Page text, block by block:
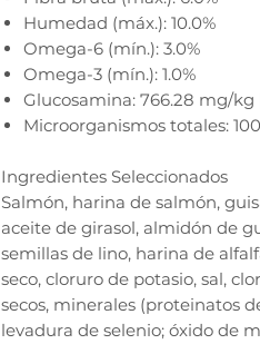
Humedad (máx.): 10.0%
Omega-6 (mín.): 3.0%
Omega-3 (mín.): 1.0%
Glucosamina: 766.28 mg/
Microorganismos totales:
Ingredientes Seleccionados
Salmón, harina de salmón,
aceite de girasol, almidón de
semillas de lino, harina de
seco, cloruro de potasio, sal,
secos, minerales (proteinatos
levadura de selenio; óxido de